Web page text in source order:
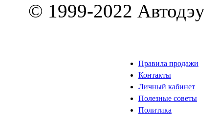
Правила продажи
Контакты
Личный кабинет
Полезные советы
Политика
© 1999-2022 Автодэу